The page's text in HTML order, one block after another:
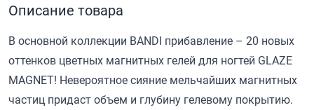
Описание товара
В основной коллекции BANDI прибавление – 20 новых
оттенков цветных магнитных гелей для ногтей GLAZE
MAGNET! Невероятное сияние мельчайших магнитных
частиц придаст объем и глубину гелевому покрытию.